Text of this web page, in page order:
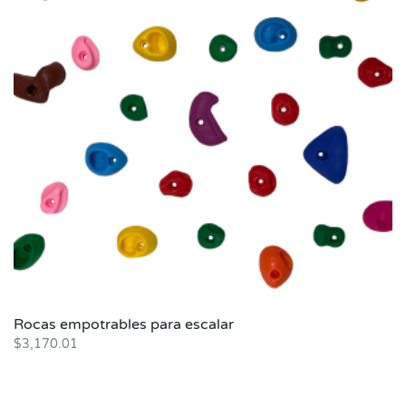
Rocas empotrables para escalar
$3,170.01